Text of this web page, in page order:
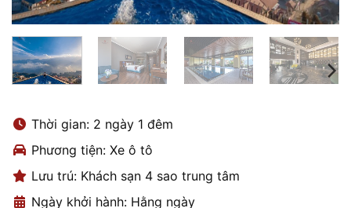
Thời gian: 2 ngày 1 đêm
Phương tiện: Xe ô tô
Lưu trú: Khách sạn 4 sao trung tâm
Ngày khởi hành: Hằng ngày